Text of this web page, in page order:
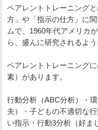
ペアレントトレーニング
方」や「指示の仕方」に
ムで、1960年代アメリカ
ら、盛んに研究されるよう
ペアレントトレーニング
素）があります。
行動分析（ABC分析）・
夫）・子どもの不適切な
い指示・行動3分析（好ま